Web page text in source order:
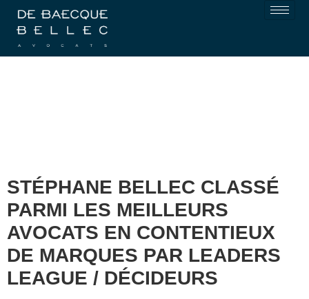
STÉPHANE BELLEC CLASSÉ
PARMI LES MEILLEURS
AVOCATS EN CONTENTIEUX
DE MARQUES PAR LEADERS
LEAGUE / DÉCIDEURS